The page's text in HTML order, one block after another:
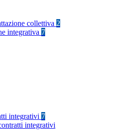
collettiva 2
integrativa 7
integrativi 7
integrativi